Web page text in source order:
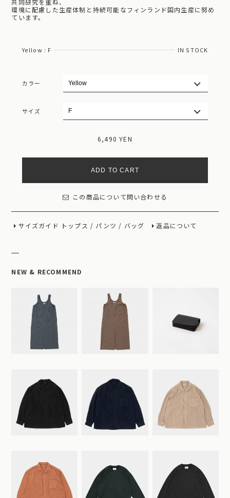
共同研究を重ね、
環境に配慮した生産体制と持続可能なフィンランド国内生産に努め
ています。
Yellow : F IN STOCK
カラー
サイズ
6,490 YEN
ADD TO CART
この商品について問い合わせる
サイズガイド トップス / パンツ / バッグ 返品について
NEW & RECOMMEND